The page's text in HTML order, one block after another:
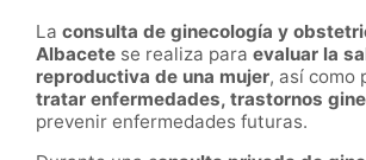
La consulta de ginecología y
Albacete se realiza para evaluar la
reproductiva de una mujer, así como
tratar enfermedades, trastornos
prevenir enfermedades futuras.